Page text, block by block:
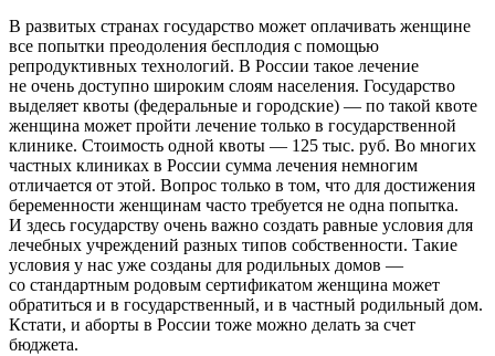
В развитых странах государство может оплачивать женщине
все попытки преодоления бесплодия с помощью
репродуктивных технологий. В России такое лечение
не очень доступно широким слоям населения. Государство
выделяет квоты (федеральные и городские) — по такой квоте
женщина может пройти лечение только в государственной
клинике. Стоимость одной квоты — 125 тыс. руб. Во многих
частных клиниках в России сумма лечения немногим
отличается от этой. Вопрос только в том, что для достижения
беременности женщинам часто требуется не одна попытка.
И здесь государству очень важно создать равные условия для
лечебных учреждений разных типов собственности. Такие
условия у нас уже созданы для родильных домов —
со стандартным родовым сертификатом женщина может
обратиться и в государственный, и в частный родильный дом.
Кстати, и аборты в России тоже можно делать за счет
бюджета.